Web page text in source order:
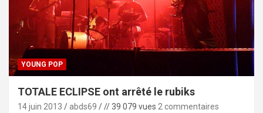
YOUNG POP
TOTALE ECLIPSE ont arrêté le rubiks
14 juin 2013 abds69 // 39 079 vues 2 commentaires